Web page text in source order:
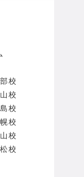
校
校
校
校
校
校